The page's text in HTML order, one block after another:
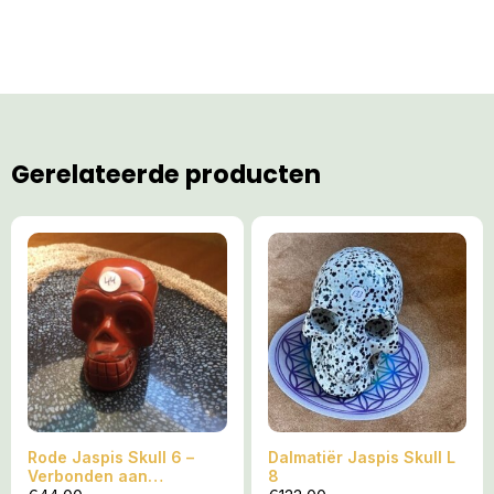
Gerelateerde producten
Rode Jaspis Skull 6 –
Verbonden aan
Dalmatiër Jaspis Skull L
8